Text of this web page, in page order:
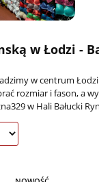
w Łodzi -
w centrum
rozmiar i fason, a
w Hali Bałucki